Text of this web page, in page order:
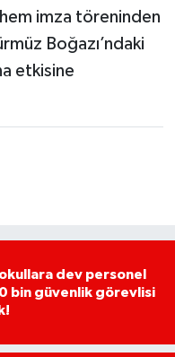
imza töreninden
Boğazı’ndaki
etkisine
dev personel
bin güvenlik görevlisi